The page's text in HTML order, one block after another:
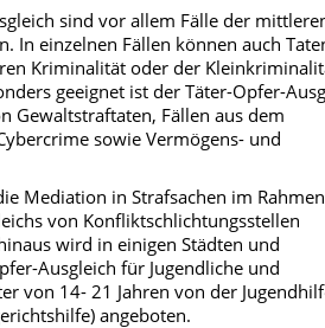
sind vor allem Fälle der
In einzelnen Fällen können auch
Kriminalität oder der
geeignet ist der Täter-Opfer-
Gewaltstraftaten, Fällen aus dem
sowie Vermögens- und
Mediation in Strafsachen im Rahmen
von Konfliktschlichtungsstellen
wird in einigen Städten und
Ausgleich für Jugendliche und
von 14- 21 Jahren von der
angeboten.